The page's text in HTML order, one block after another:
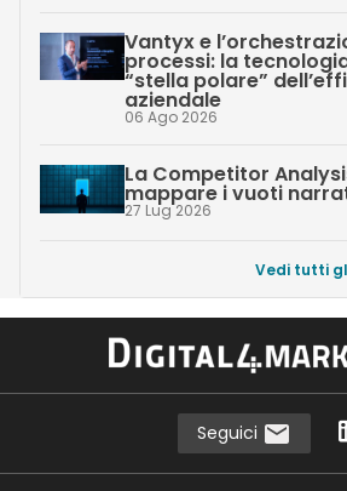
Vantyx e
processi: la
“stella polare”
aziendale
06 Ago 2026
La Competitor
mappare i vuoti
27 Lug 2026
Vedi tutti
Seguici